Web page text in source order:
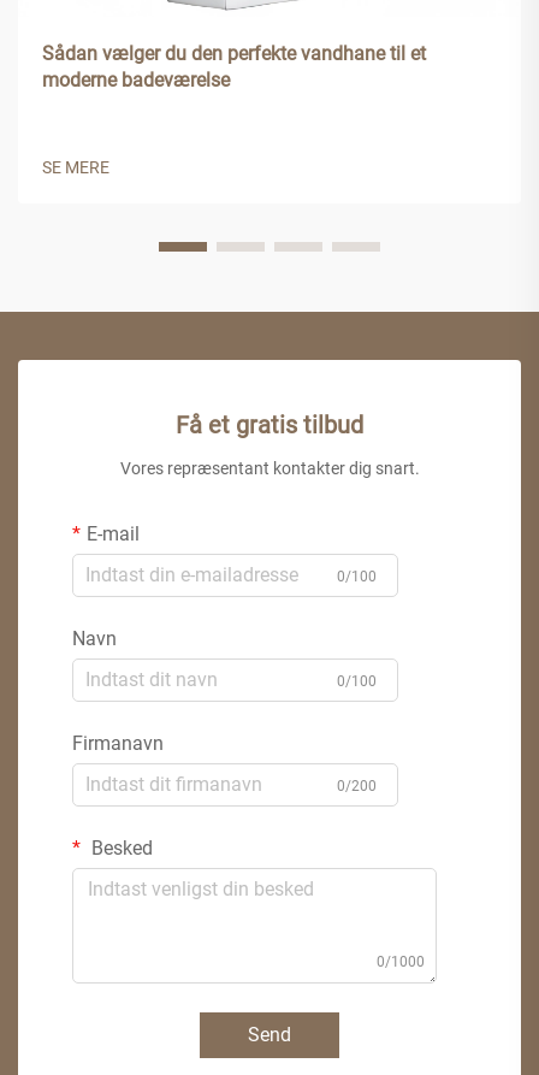
Sådan vælger du den perfekte vandhane til et
moderne badeværelse
SE MERE
Få et gratis tilbud
Vores repræsentant kontakter dig snart.
E-mail
0/100
Navn
0/100
Firmanavn
0/200
Besked
0/1000
Send